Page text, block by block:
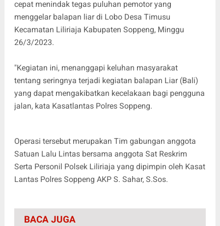
cepat menindak tegas puluhan pemotor yang
menggelar balapan liar di Lobo Desa Timusu
Kecamatan Liliriaja Kabupaten Soppeng, Minggu
26/3/2023.
"Kegiatan ini, menanggapi keluhan masyarakat
tentang seringnya terjadi kegiatan balapan Liar (Bali)
yang dapat mengakibatkan kecelakaan bagi pengguna
jalan, kata Kasatlantas Polres Soppeng.
Operasi tersebut merupakan Tim gabungan anggota
Satuan Lalu Lintas bersama anggota Sat Reskrim
Serta Personil Polsek Liliriaja yang dipimpin oleh Kasat
Lantas Polres Soppeng AKP S. Sahar, S.Sos.
BACA JUGA